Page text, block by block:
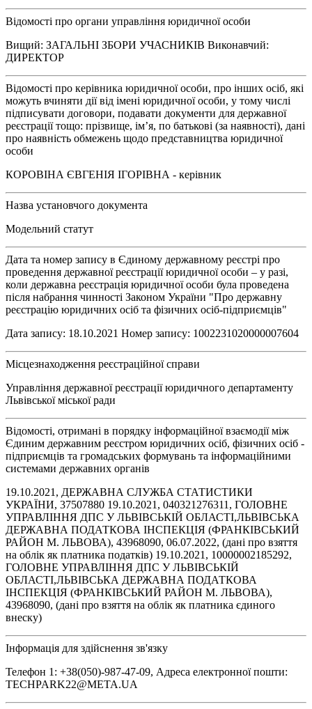
Відомості про органи управління юридичної особи
Вищий: ЗАГАЛЬНІ ЗБОРИ УЧАСНИКІВ Виконавчий:
ДИРЕКТОР
Відомості про керівника юридичної особи, про інших осіб, які
можуть вчиняти дії від імені юридичної особи, у тому числі
підписувати договори, подавати документи для державної
реєстрації тощо: прізвище, ім’я, по батькові (за наявності), дані
про наявність обмежень щодо представництва юридичної
особи
КОРОВІНА ЄВГЕНІЯ ІГОРІВНА - керівник
Назва установчого документа
Модельний статут
Дата та номер запису в Єдиному державному реєстрі про
проведення державної реєстрації юридичної особи – у разі,
коли державна реєстрація юридичної особи була проведена
після набрання чинності Законом України "Про державну
реєстрацію юридичних осіб та фізичних осіб-підприємців"
Дата запису: 18.10.2021 Номер запису: 1002231020000007604
Місцезнаходження реєстраційної справи
Управління державної реєстрації юридичного департаменту
Львівської міської ради
Відомості, отримані в порядку інформаційної взаємодії між
Єдиним державним реєстром юридичних осіб, фізичних осіб -
підприємців та громадських формувань та інформаційними
системами державних органів
19.10.2021, ДЕРЖАВНА СЛУЖБА СТАТИСТИКИ
УКРАЇНИ, 37507880 19.10.2021, 040321276311, ГОЛОВНЕ
УПРАВЛІННЯ ДПС У ЛЬВІВСЬКІЙ ОБЛАСТІ,ЛЬВІВСЬКА
ДЕРЖАВНА ПОДАТКОВА ІНСПЕКЦІЯ (ФРАНКІВСЬКИЙ
РАЙОН М. ЛЬВОВА), 43968090, 06.07.2022, (дані про взяття
на облік як платника податків) 19.10.2021, 10000002185292,
ГОЛОВНЕ УПРАВЛІННЯ ДПС У ЛЬВІВСЬКІЙ
ОБЛАСТІ,ЛЬВІВСЬКА ДЕРЖАВНА ПОДАТКОВА
ІНСПЕКЦІЯ (ФРАНКІВСЬКИЙ РАЙОН М. ЛЬВОВА),
43968090, (дані про взяття на облік як платника єдиного
внеску)
Інформація для здійснення зв'язку
Телефон 1: +38(050)-987-47-09, Адреса електронної пошти:
TECHPARK22@META.UA